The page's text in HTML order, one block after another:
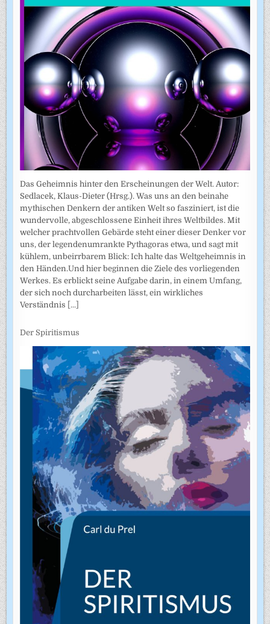
Das Geheimnis hinter den Erscheinungen der Welt. Autor:
Sedlacek, Klaus-Dieter (Hrsg.). Was uns an den beinahe
mythischen Denkern der antiken Welt so fasziniert, ist die
wundervolle, abgeschlossene Einheit ihres Weltbildes. Mit
welcher prachtvollen Gebärde steht einer dieser Denker vor
uns, der legendenumrankte Pythagoras etwa, und sagt mit
kühlem, unbeirrbarem Blick: Ich halte das Weltgeheimnis in
den Händen.Und hier beginnen die Ziele des vorliegenden
Werkes. Es erblickt seine Aufgabe darin, in einem Umfang,
der sich noch durcharbeiten lässt, ein wirkliches
Verständnis [...]
Der Spiritismus